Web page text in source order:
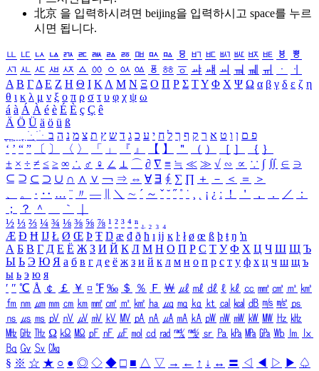
北京 을 입력하시려면 beijing을 입력하시고 space를 누르
시면 됩니다.
ㅥ ㅦ ㅧ ㅨ ㅩ ㅪ ㅫ ㅬ ㅭ ㅮ ㅯ ㅰ ㅱ ㅲ ㅳ ㅴ ㅵ ㅶ ㅷ ㅸ
ㅹ
ㅺ ㅻ ㅼ ㅽ ㅾ ㅿ ㆀ ㆁ ㆂ ㆃ ㆄ ㆅ ㆆ ㆇ ㆈ ㆉ ㆊ ㆋ ㆌ ㆍ
ㆎ
Α Β ΓΔ Ε Ζ Η Θ Ι ΚΛ Μ Ν Ξ Ο Π Ρ Σ ΤΥ Φ Χ Ψ Ω α β γ δ ε ζ η
θ ι κ λ μ ν ξ ο π ρ σ τ υ φ χ ψ ω
á à Á À é è É È ç Ç ê
Ä Ö Ü ä ö ü ß
ִֶֹ ֻּ ׁׂ פ ם ן ו ט א ר ק ף ך ל ח י ע כ ג ד ש ץ ת צ מ נ ה ב
‘ ’ “ ” 〔 〕 〈 〉 「 」 『 』 【 】 ＂ （ ） ［ ］ ｛ ｝
± × ÷ ≠ ≤ ≥ ∞ ∴ ♂ ♀ ∠ ⊥ ⌒ ∂ ∇ ≡ ≒ ≪ ≫ √ ∽ ∝ ∵ ∫ ∬ ∈ ∋
⊆ ⊇ ⊂ ⊃ ∪ ∩ ∧ ∨ ￢ ⇒ ⇔ ∀ ∃ ∮ ∑ ∏ ＋ － ＜ ＝
＞
、
。 · ‥ … ¨ 〃 ― ＼ ∼ ´ ～ ˇ ˘ ˝ ˚ ˙ ¸ ¡ ¿ ː ！ ＇ ， ． ／
：
；
？ ＾ ｀
½ ⅓ ⅔ ¼ ¾ ⅛ ⅜ ⅝ ⅞ ¹ ² ³ ⁴ ⁿ ₁ ₂ ₃ ₄
Æ Ð Ħ Ĳ Ł Ø Œ Þ Ŧ Ŋ æ đ ð ħ ı ĳ ĸ ŀ ł ø œ ß þ ŧ ŋ ŉ
А Б В Г Д Е Ё Ж З И Й К Л М Н О П Р С Т У Ф Х Ц Ч Ш Щ Ъ
Ы Ь Э Ю Я а б в г д е ё ж з и й к л м н о п р с т у ф х ц ч ш щ ъ
ы ь э ю я
′ ″ ℃ Å ￠ ￡ ￥ ¤ ℉ ‰ ＄ ％ Ｆ ￦ ㎕ ㎖ ㎗ ℓ ㎘ ㏄ ㎣ ㎤ ㎥ ㎦
㎙ ㎚ ㎛ ㎜ ㎝ ㎞ ㎟ ㎠ ㎡ ㎢ ㏊ ㎍ ㎎ ㎏ ㏏ ㎈ ㎉ ㏈ ㎧ ㎨ ㎰
㎱ ㎲ ㎳ ㎴ ㎵ ㎶ ㎷ ㎸ ㎹ ㎀ ㎁ ㎂ ㎃ ㎄ ㎺ ㎻ ㎽ ㎾ ㎿ ㎐ ㎑
㎒ ㎓ ㎔ Ω ㏀ ㏁ ㎊ ㎋ ㎌ ㏖ ㏅ ㎭ ㎮ ㎯ ㏛ ㎩ ㎪ ㎫ ㎬ ㏝ ㏐
㏓
㏃ ㏉ ㏜ ㏆
§ ※ ☆ ★ ○ ● ◎ ◇ ◆ □ ■ △ ▽ → ← ↑ ↓ ↔ 〓 ◁ ◀ ▷ ▶ ♤